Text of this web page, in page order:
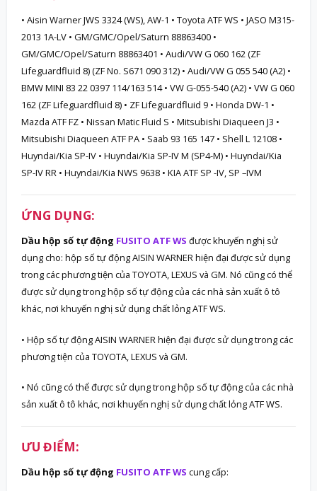
• Aisin Warner JWS 3324 (WS), AW-1 • Toyota ATF WS • JASO M315-
2013 1A-LV • GM/GMC/Opel/Saturn 88863400 •
GM/GMC/Opel/Saturn 88863401 • Audi/VW G 060 162 (ZF
Lifeguardfluid 8) (ZF No. S671 090 312) • Audi/VW G 055 540 (A2) •
BMW MINI 83 22 0397 114/163 514 • VW G-055-540 (A2) • VW G 060
162 (ZF Lifeguardfluid 8) • ZF Lifeguardfluid 9 • Honda DW-1 •
Mazda ATF FZ • Nissan Matic Fluid S • Mitsubishi Diaqueen J3 •
Mitsubishi Diaqueen ATF PA • Saab 93 165 147 • Shell L 12108 •
Huyndai/Kia SP-IV • Huyndai/Kia SP-IV M (SP4-M) • Huyndai/Kia
SP-IV RR • Huyndai/Kia NWS 9638 • KIA ATF SP -IV, SP –IVM
ỨNG DỤNG:
Dầu hộp số tự động FUSITO ATF WS được khuyến nghị sử
dụng cho: hộp số tự động AISIN WARNER hiện đại được sử dụng
trong các phương tiện của TOYOTA, LEXUS và GM. Nó cũng có thể
được sử dụng trong hộp số tự động của các nhà sản xuất ô tô
khác, nơi khuyến nghị sử dụng chất lỏng ATF WS.
• Hộp số tự động AISIN WARNER hiện đại được sử dụng trong các
phương tiện của TOYOTA, LEXUS và GM.
• Nó cũng có thể được sử dụng trong hộp số tự động của các nhà
sản xuất ô tô khác, nơi khuyến nghị sử dụng chất lỏng ATF WS.
ƯU ĐIỂM:
Dầu hộp số tự động FUSITO ATF WS cung cấp: